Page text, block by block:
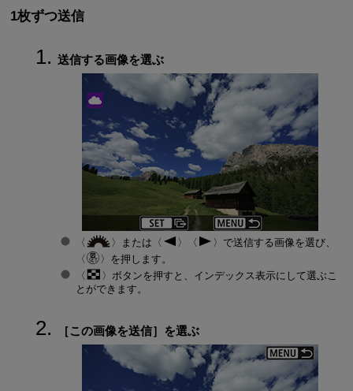
1枚ずつ送信
送信する画像を選ぶ
または
で送信する画像を選び、
を押します。
ボタンを押すと、インデックス表示にして選ぶこ
とができます。
［この画像を送信］を選ぶ